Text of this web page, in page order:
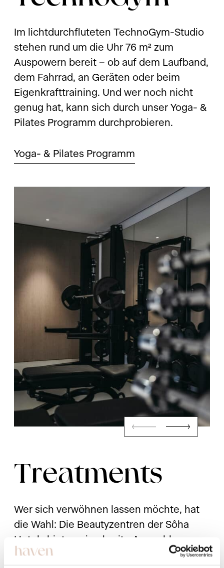
Im lichtdurchfluteten TechnoGym-Studio
stehen rund um die Uhr 76 m² zum
Auspowern bereit – ob auf dem Laufband,
dem Fahrrad, an Geräten oder beim
Eigenkrafttraining. Und wer noch nicht
genug hat, kann sich durch unser Yoga- &
Pilates Programm durchprobieren.
Yoga- & Pilates Programm
Treatments
Wer sich verwöhnen lassen möchte, hat
die Wahl: Die Beautyzentren der Sôha
Hotels bieten eine breite Auswahl an
Treatments – vom entspannenden